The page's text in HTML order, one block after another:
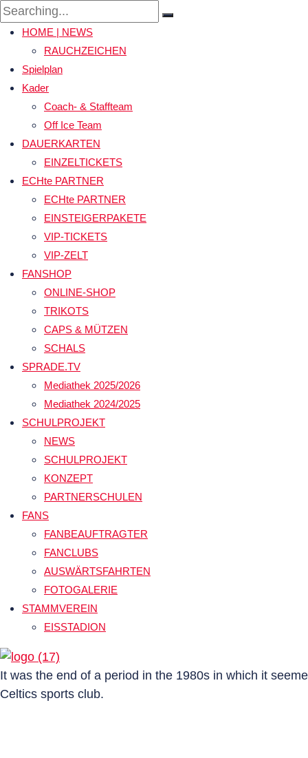
Search
for: HOME | NEWS
RAUCHZEICHEN
Spielplan
Kader
Coach- & Staffteam
Off Ice Team
DAUERKARTEN
EINZELTICKETS
ECHte PARTNER
ECHte PARTNER
EINSTEIGERPAKETE
VIP-TICKETS
VIP-ZELT
FANSHOP
ONLINE-SHOP
TRIKOTS
CAPS & MÜTZEN
SCHALS
SPRADE.TV
Mediathek 2025/2026
Mediathek 2024/2025
SCHULPROJEKT
NEWS
SCHULPROJEKT
KONZEPT
PARTNERSCHULEN
FANS
FANBEAUFTRAGTER
FANCLUBS
AUSWÄRTSFAHRTEN
FOTOGALERIE
STAMMVEREIN
EISSTADION
It was the end of a period in the 1980s in which it
Celtics sports club.